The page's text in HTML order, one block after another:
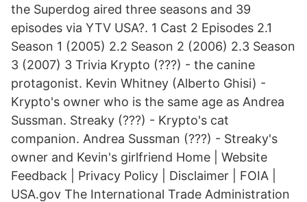
the Superdog aired three seasons and 39
episodes via YTV USA?. 1 Cast 2 Episodes 2.1
Season 1 (2005) 2.2 Season 2 (2006) 2.3 Season
3 (2007) 3 Trivia Krypto (???) - the canine
protagonist. Kevin Whitney (Alberto Ghisi) -
Krypto's owner who is the same age as Andrea
Sussman. Streaky (???) - Krypto's cat
companion. Andrea Sussman (???) - Streaky's
owner and Kevin's girlfriend Home | Website
Feedback | Privacy Policy | Disclaimer | FOIA |
USA.gov The International Trade Administration